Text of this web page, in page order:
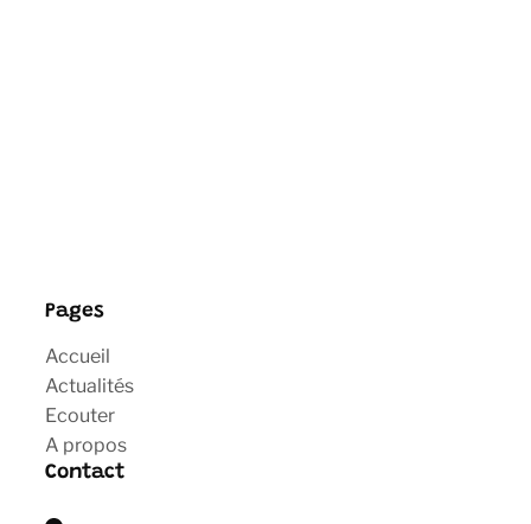
Pages
Accueil
Actualités
Ecouter
A propos
Contact